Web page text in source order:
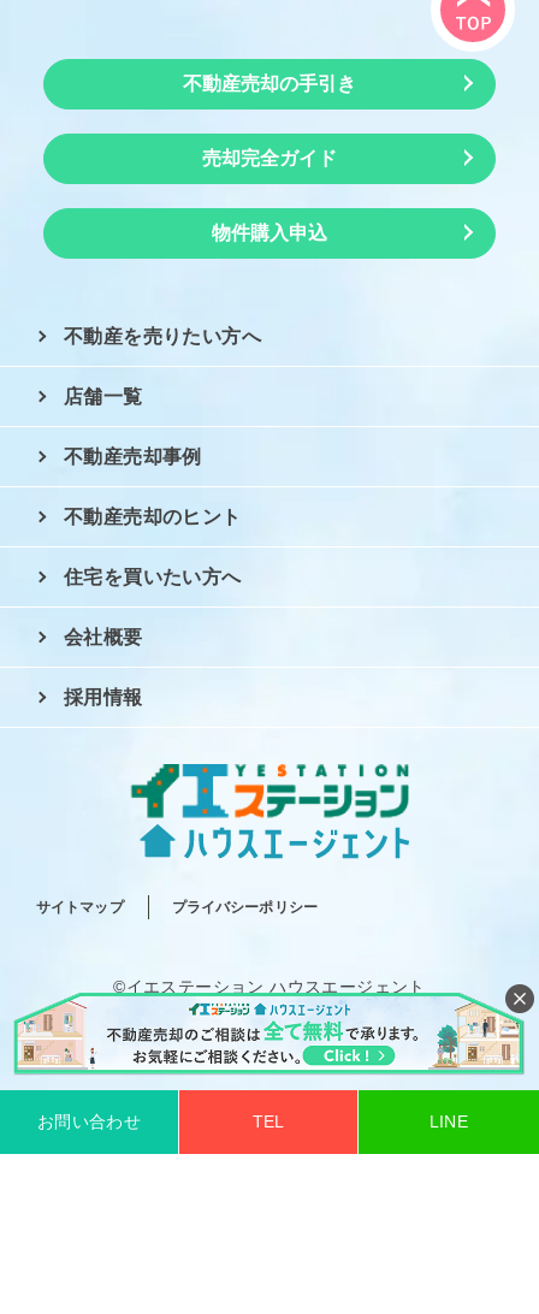
不動産売却の手引き
売却完全ガイド
物件購入申込
サイトマップ プライバシーポリシー
不動産を売りたい方へ
店舗一覧
不動産売却事例
不動産売却のヒント
住宅を買いたい方へ
会社概要
採用情報
©イエステーション ハウスエージェント
All rights reserved.
お問い合わせ TEL LINE